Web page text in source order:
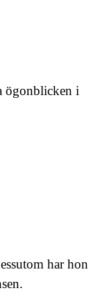
ögonblicken i
har hon